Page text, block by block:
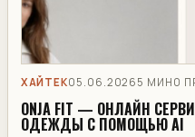
ХАЙТЕК05.06.2026 5 МИН 0
ONJA FIT — ОНЛАЙН
ОДЕЖДЫ С ПОМОЩЬЮ AI